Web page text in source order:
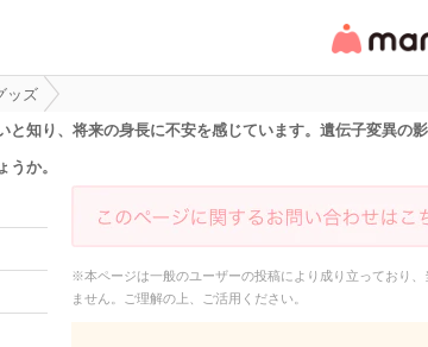
リ・情報サ
ッズ
と知り、将来の身長に不安を感じています。遺伝子変異
うか。
※本ページは一般のユーザーの投稿により成り立っており
ません。ご理解の上、ご活用ください。